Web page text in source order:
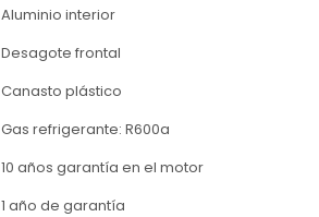
Aluminio interior
Desagote frontal
Canasto plástico
Gas refrigerante: R600a
10 años garantía en el motor
1 año de garantía